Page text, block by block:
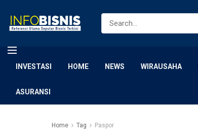
INVESTASI HOME NEWS WIRAUSAHA
ASURANSI
Home Tag Paspor